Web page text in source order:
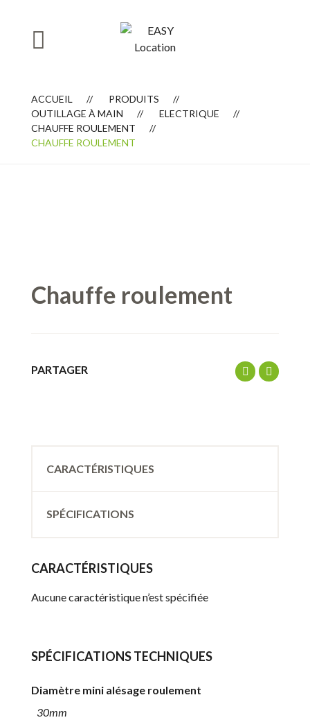
ACCUEIL
PRODUITS
OUTILLAGE À MAIN
ELECTRIQUE
CHAUFFE ROULEMENT
CHAUFFE ROULEMENT
Chauffe roulement
PARTAGER
CARACTÉRISTIQUES
SPÉCIFICATIONS
CARACTÉRISTIQUES
Aucune caractéristique n’est spécifiée
SPÉCIFICATIONS TECHNIQUES
Diamètre mini alésage roulement
30mm